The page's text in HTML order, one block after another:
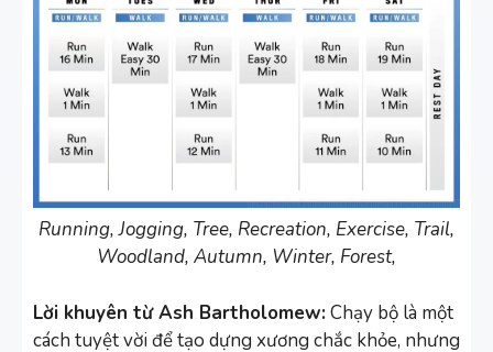
Running, Jogging, Tree, Recreation, Exercise, Trail,
Woodland, Autumn, Winter, Forest,
Lời khuyên từ Ash Bartholomew:Chạy bộ là một
cách tuyệt vời để tạo dựng xương chắc khỏe, nhưng